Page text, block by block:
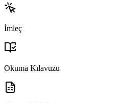
İmleç
Okuma Kılavuzu